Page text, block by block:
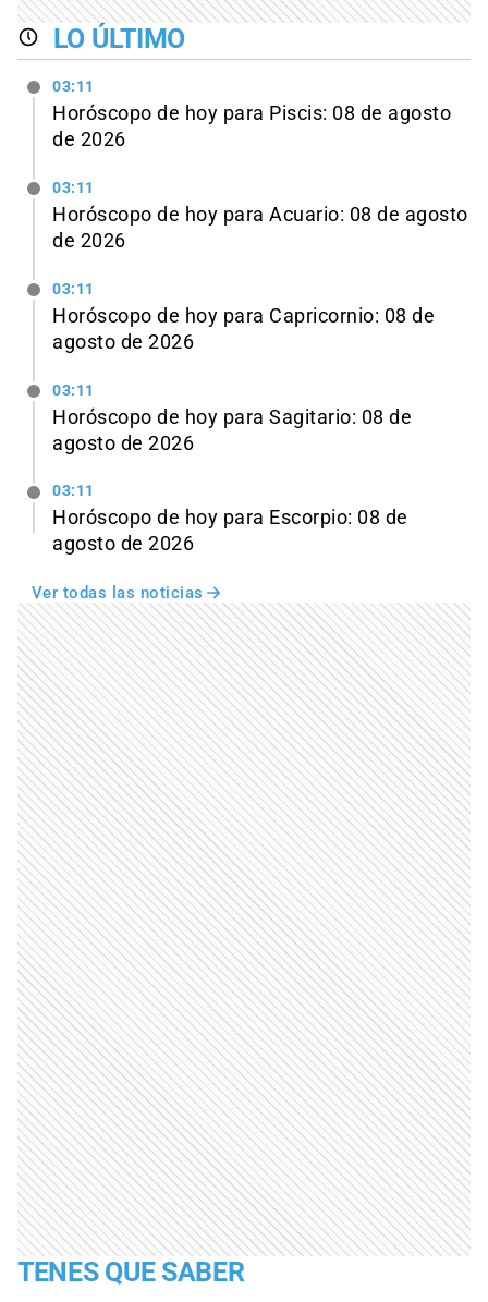
LO ÚLTIMO
03:11
Horóscopo de hoy para Piscis: 08 de agosto
de 2026
03:11
Horóscopo de hoy para Acuario: 08 de agosto
de 2026
03:11
Horóscopo de hoy para Capricornio: 08 de
agosto de 2026
03:11
Horóscopo de hoy para Sagitario: 08 de
agosto de 2026
03:11
Horóscopo de hoy para Escorpio: 08 de
agosto de 2026
Ver todas las noticias
TENES QUE SABER